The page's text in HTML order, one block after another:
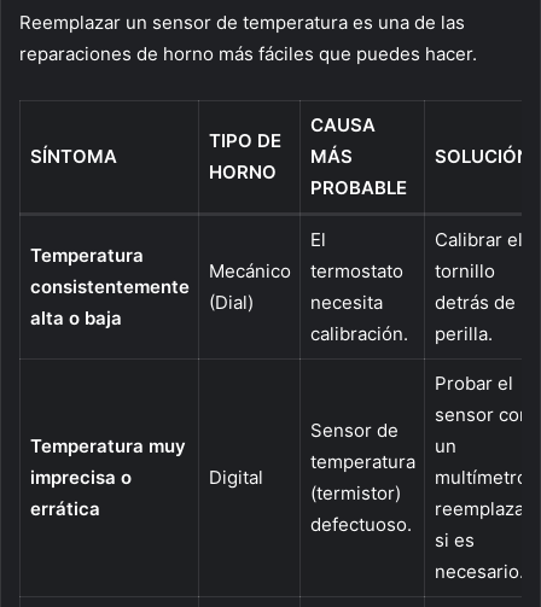
Reemplazar un sensor de temperatura es una de las
reparaciones de horno más fáciles que puedes hacer.
SÍNTOMA
TIPO DE
HORNO
CAUSA
MÁS
PROBABLE
SOLUCIÓN
Temperatura
consistentemente
alta o baja
Mecánico
(Dial)
El
termostato
necesita
calibración.
Calibrar el
tornillo
detrás de la
perilla.
Temperatura muy
imprecisa o
errática
Digital
Sensor de
temperatura
(termistor)
defectuoso.
Probar el
sensor con
un
multímetro y
si es
necesario.